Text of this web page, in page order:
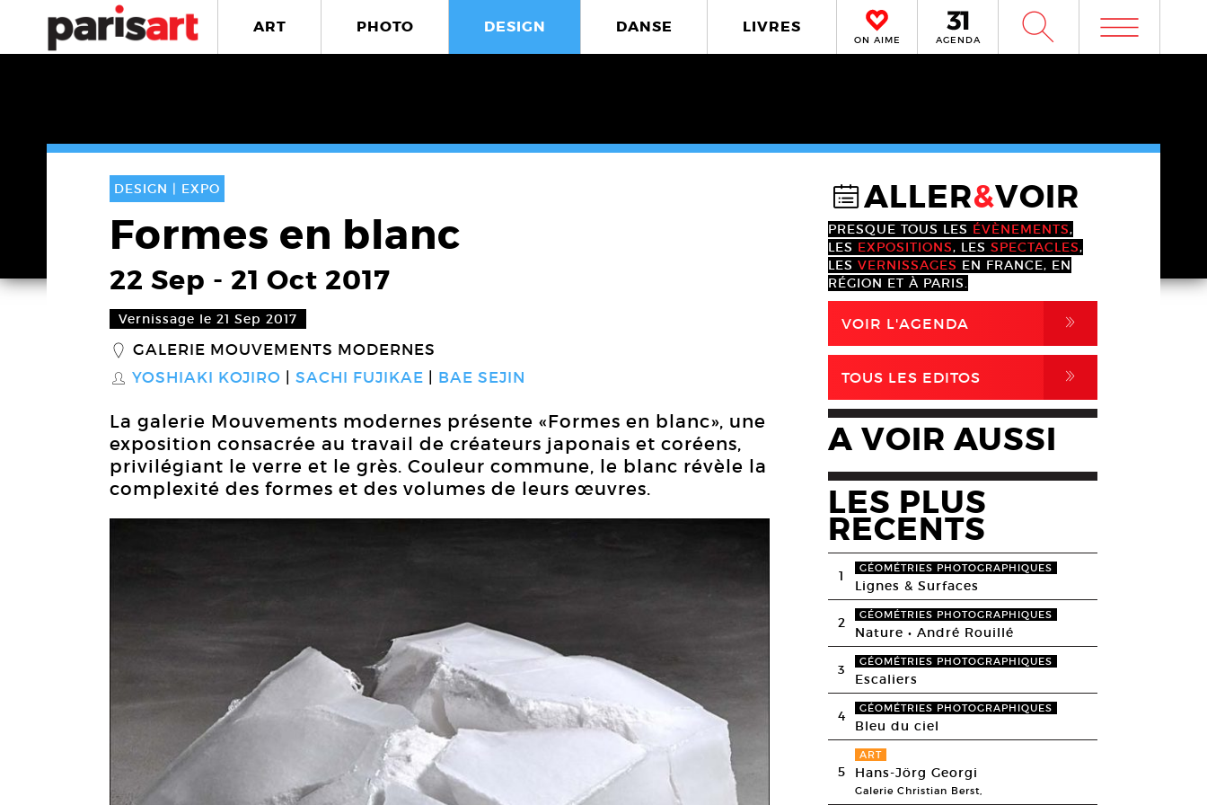
ART PHOTO DESIGN DANSE LIVRES
ON AIME AGENDA W m
DESIGN | EXPO
Formes en blanc
22 Sep - 21 Oct 2017
Vernissage le 21 Sep 2017
_ GALERIE MOUVEMENTS MODERNES
S YOSHIAKI KOJIRO SACHI FUJIKAE BAE SEJIN
La galerie Mouvements modernes présente «Formes en blanc», une
exposition consacrée au travail de créateurs japonais et coréens,
privilégiant le verre et le grès. Couleur commune, le blanc révèle la
complexité des formes et des volumes de leurs œuvres.
@ALLER&VOIR
PRESQUE TOUS LES ÉVÈNEMENTS,
LES EXPOSITIONS, LES SPECTACLES,
LES VERNISSAGES EN FRANCE, EN
RÉGION ET À PARIS.
VOIR L'AGENDA ,
TOUS LES EDITOS ,
A VOIR AUSSI
LES PLUS
RECENTS
1 GÉOMÉTRIES PHOTOGRAPHIQUES
Lignes & Surfaces
2 GÉOMÉTRIES PHOTOGRAPHIQUES
Nature • André Rouillé
3 GÉOMÉTRIES PHOTOGRAPHIQUES
Escaliers
4 GÉOMÉTRIES PHOTOGRAPHIQUES
Bleu du ciel
5
ART
Hans-Jörg Georgi
Galerie Christian Berst,